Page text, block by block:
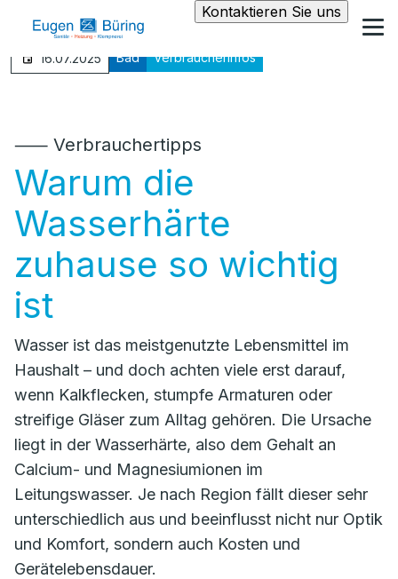
Kontaktieren Sie uns
16.07.2025 Bad Verbraucherinfos
⸺ Verbrauchertipps
Warum die
Wasserhärte
zuhause so wichtig
ist
Wasser ist das meistgenutzte Lebensmittel im
Haushalt – und doch achten viele erst darauf,
wenn Kalkflecken, stumpfe Armaturen oder
streifige Gläser zum Alltag gehören. Die Ursache
liegt in der Wasserhärte, also dem Gehalt an
Calcium- und Magnesiumionen im
Leitungswasser. Je nach Region fällt dieser sehr
unterschiedlich aus und beeinflusst nicht nur Optik
und Komfort, sondern auch Kosten und
Gerätelebensdauer.